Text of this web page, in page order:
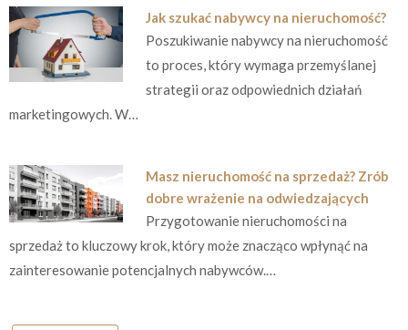
Jak szukać nabywcy na nieruchomość?
Poszukiwanie nabywcy na nieruchomość
to proces, który wymaga przemyślanej
strategii oraz odpowiednich działań
marketingowych. W…
Masz nieruchomość na sprzedaż? Zrób
dobre wrażenie na odwiedzających
Przygotowanie nieruchomości na
sprzedaż to kluczowy krok, który może znacząco wpłynąć na
zainteresowanie potencjalnych nabywców.…